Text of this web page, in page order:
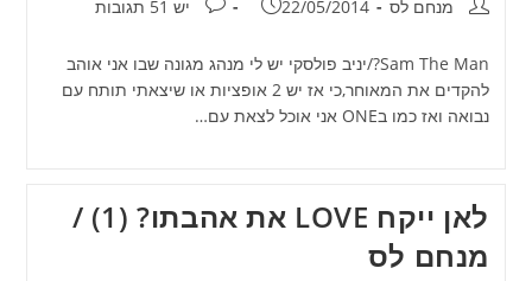
מחבר:מנחם לס פורסם:
22/05/2014 תגובות:
יש 51 תגובות
Sam The Man?/יניב פולסקי יש לי מנהג מגונה שבו אני אוהב
להקדים את המאוחר,כי אז יש 2 אופציות או שיצאתי תותח עם
נבואה ואז כמו בONE אני אוכל לצאת עם…
לאן ייקח LOVE את אהבתו? (1) /
מנחם לס